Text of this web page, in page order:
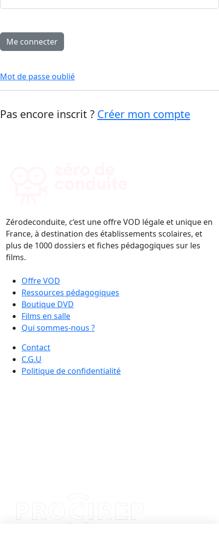
Mot de passe oublié
Pas encore inscrit ? Créer mon compte
Zérodeconduite, c’est une offre VOD légale et unique en
France, à destination des établissements scolaires, et
plus de 1000 dossiers et fiches pédagogiques sur les
films.
Offre VOD
Ressources pédagogiques
Boutique DVD
Films en salle
Qui sommes-nous ?
Contact
C.G.U
Politique de confidentialité